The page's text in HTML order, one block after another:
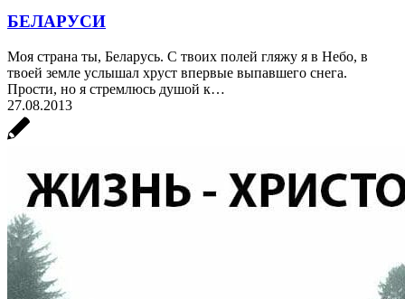
БЕЛАРУСИ
Моя страна ты, Беларусь. С твоих полей гляжу я в Небо, в
твоей земле услышал хруст впервые выпавшего снега.
Прости, но я стремлюсь душой к…
27.08.2013